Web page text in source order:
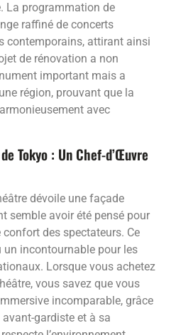
La programmation de
raffiné de concerts
contemporains, attirant ainsi
de rénovation a non
important mais a
région, prouvant que la
avec
Tokyo : Un Chef-d’Œuvre
dévoile une façade
semble avoir été pensé pour
confort des spectateurs. Ce
un incontournable pour les
Lorsque vous achetez
vous savez que vous
incomparable, grâce
gardiste et à sa